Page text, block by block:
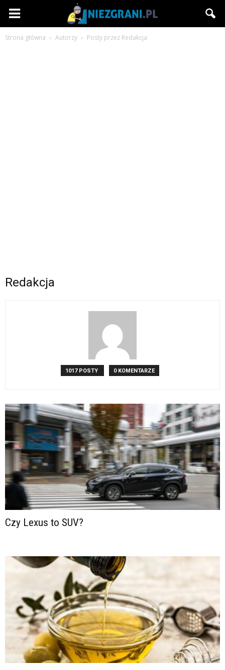
Niezgrani.pl
Strona główna Autorzy Posty przez Redakcja
Redakcja
1017 POSTY 0 KOMENTARZE
Czy Lexus to SUV?